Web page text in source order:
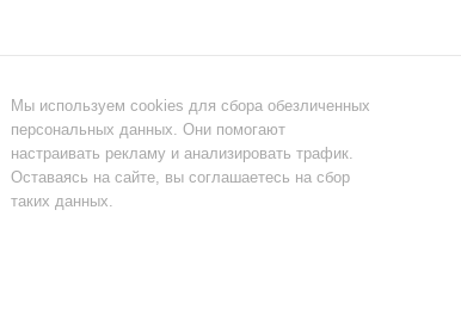
Мы используем cookies для сбора обезличенных
персональных данных. Они помогают
настраивать рекламу и анализировать трафик.
Оставаясь на сайте, вы соглашаетесь на сбор
таких данных.